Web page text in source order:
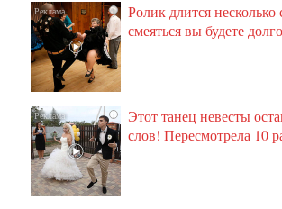
i
Ролик длится несколько
смеяться вы будете долго
i
Этот танец невесты
слов! Пересмотрела 10